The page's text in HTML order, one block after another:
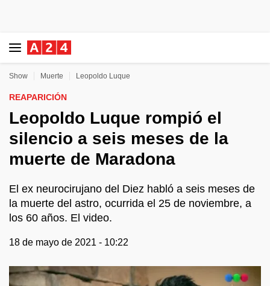
Show Muerte Leopoldo Luque
REAPARICIÓN
Leopoldo Luque rompió el
silencio a seis meses de la
muerte de Maradona
El ex neurocirujano del Diez habló a seis meses de
la muerte del astro, ocurrida el 25 de noviembre, a
los 60 años. El video.
18 de mayo de 2021 - 10:22